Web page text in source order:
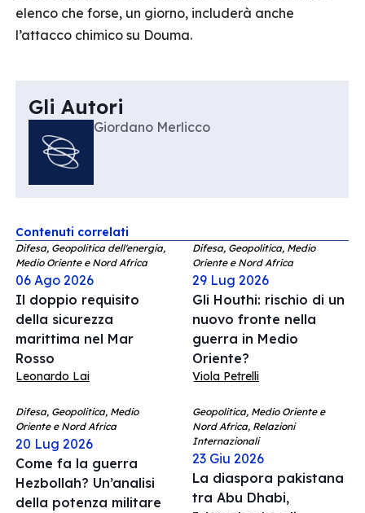
elenco che forse, un giorno, includerà anche
l’attacco chimico su Douma.
Gli Autori
Giordano Merlicco
Contenuti correlati
Difesa, Geopolitica dell'energia,
Medio Oriente e Nord Africa
06 Ago 2026
Il doppio requisito
della sicurezza
marittima nel Mar
Rosso
Leonardo Lai
Difesa, Geopolitica, Medio
Oriente e Nord Africa
29 Lug 2026
Gli Houthi: rischio di un
nuovo fronte nella
guerra in Medio
Oriente?
Viola Petrelli
Difesa, Geopolitica, Medio
Oriente e Nord Africa
20 Lug 2026
Come fa la guerra
Hezbollah? Un’analisi
della potenza militare
Geopolitica, Medio Oriente e
Nord Africa, Relazioni
Internazionali
23 Giu 2026
La diaspora pakistana
tra Abu Dhabi,